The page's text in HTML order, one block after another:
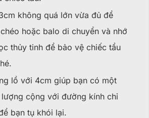
không quá lớn vừa đủ để
hoặc balo di chuyển và nhớ
thủy tinh để bảo vệ chiếc tẩu
lồ với 4cm giúp bạn có một
cộng với đường kính chỉ
bạn tụ khói lại.